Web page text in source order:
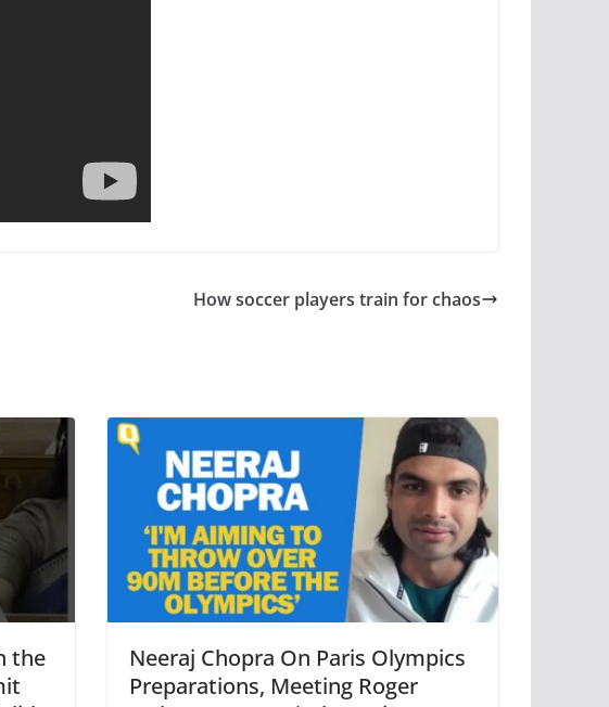
How soccer players train for chaos
the
Neeraj Chopra On Paris Olympics
Preparations, Meeting Roger